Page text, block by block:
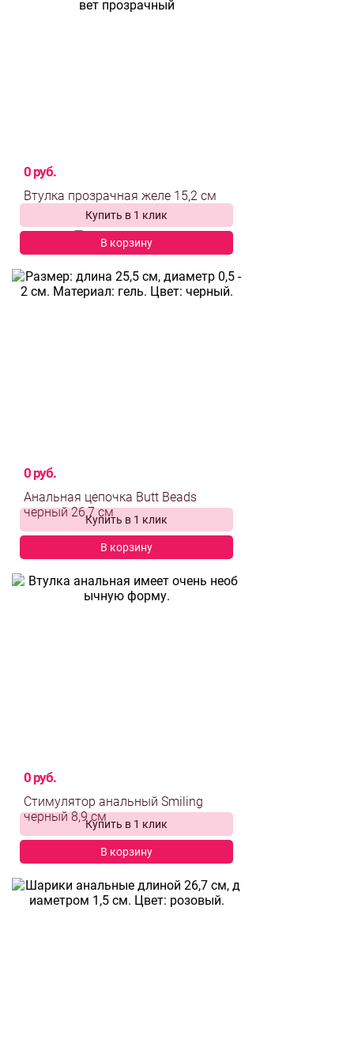
0 руб.
Купить в 1 клик
В корзину
0 руб.
Купить в 1 клик
В корзину
выбрать и сравнить
0 руб.
Купить в 1 клик
В корзину
выбрать и сравнить